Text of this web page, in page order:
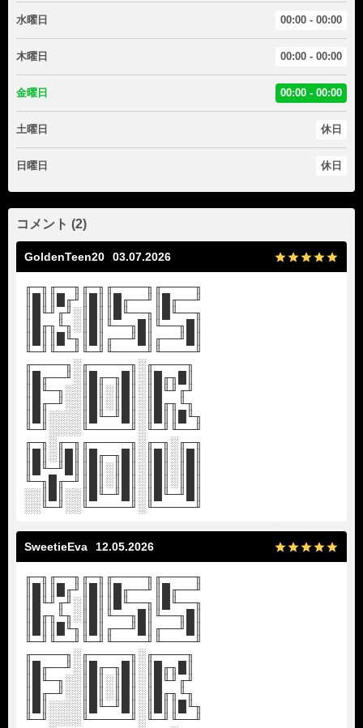
水曜日 00:00 - 00:00
木曜日 00:00 - 00:00
金曜日 00:00 - 00:00
土曜日 休日
日曜日 休日
コメント (2)
GoldenTeen20 03.07.2026
╓─╖╓──╖╓─╖╓────╖╓────╖
║█║║█╓╜║█║║█╓──╜║█╓──╜
║█╙╜╓╜░║█║║█╙──╖║█╙──╖
║█╓╖╙╖░║█║╙──╖█║╙──╖█║
║█║║█╙╖║█║╓──╜█║╓──╜█║
╙─╜╙──╜╙─╜╙────╜╙────╜
╓────╖░╓─────╖░╓────╖
║█╓──╜░║█╓─╖█║░║█╓╖█║
║█╙─╖░░║█║░║█║░║█╙╜╓╜
║█╓─╜░░║█║░║█║░║█╓╖╙╖
║█║░░░░║█╙─╜█║░║█║║█╙╖
╙─╜░░░░╙─────╜░╙─╜╙──╜
╓─╖░╓─╖╓─────╖░╓─╖░╓─╖
║█║░║█║║█╓─╖█║░║█║░║█║
║█╙─╜█║║█║░║█║░║█║░║█║
╙─╖█╓─╜║█║░║█║░║█║░║█║
░░║█║░░║█╙─╜█║░║█╙─╜█║
░░╙─╜░░╙─────╜░╙─────╜
SweetieEva 12.05.2026
╓─╖╓──╖╓─╖╓────╖╓────╖
║█║║█╓╜║█║║█╓──╜║█╓──╜
║█╙╜╓╜░║█║║█╙──╖║█╙──╖
║█╓╖╙╖░║█║╙──╖█║╙──╖█║
║█║║█╙╖║█║╓──╜█║╓──╜█║
╙─╜╙──╜╙─╜╙────╜╙────╜
╓────╖░╓─────╖░╓────╖
║█╓──╜░║█╓─╖█║░║█╓╖█║
║█╙─╖░░║█║░║█║░║█╙╜╓╜
║█╓─╜░░║█║░║█║░║█╓╖╙╖
║█║░░░░║█╙─╜█║░║█║║█╙╖
╙─╜░░░░╙─────╜░╙─╜╙──╜